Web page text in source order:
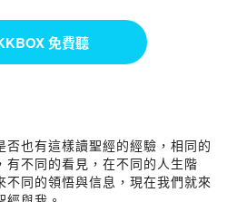
免費聽
也有這樣讀聖經的經驗，相同的
有不同的看見，在不同的人生階
同的領悟與信息，現在我們就來